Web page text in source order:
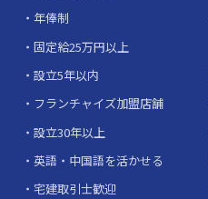
年俸制
固定給25万円以上
設立5年以内
フランチャイズ加盟店舗
設立30年以上
英語・中国語を活かせる
宅建取引士歓迎